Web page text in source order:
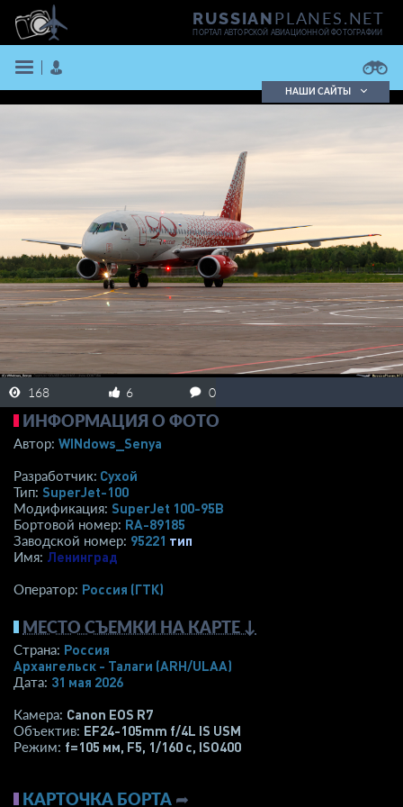
RUSSIANPLANES.NET
ПОРТАЛ АВТОРСКОЙ АВИАЦИОННОЙ ФОТОГРАФИИ
ЗАРЕГИСТРИРОВАТЬСЯ
Кратко
Подробно
НАШИ САЙТЫ
168 6 0
ИНФОРМАЦИЯ О ФОТО
Автор: WINdows_Senya
Разработчик: Сухой
Тип: SuperJet-100
Модификация: SuperJet 100-95B
Бортовой номер: RA-89185
Заводской номер: 95221 тип
Имя: Ленинград
Оператор: Россия (ГТК)
МЕСТО СЪЕМКИ НА КАРТЕ ↓
Страна: Россия
Архангельск - Талаги (ARH/ULAA)
Дата: 31 мая 2026
Камера: Canon EOS R7
Объектив: EF24-105mm f/4L IS USM
Режим: f=105 мм, F5, 1/160 с, ISO400
КАРТОЧКА БОРТА ➦